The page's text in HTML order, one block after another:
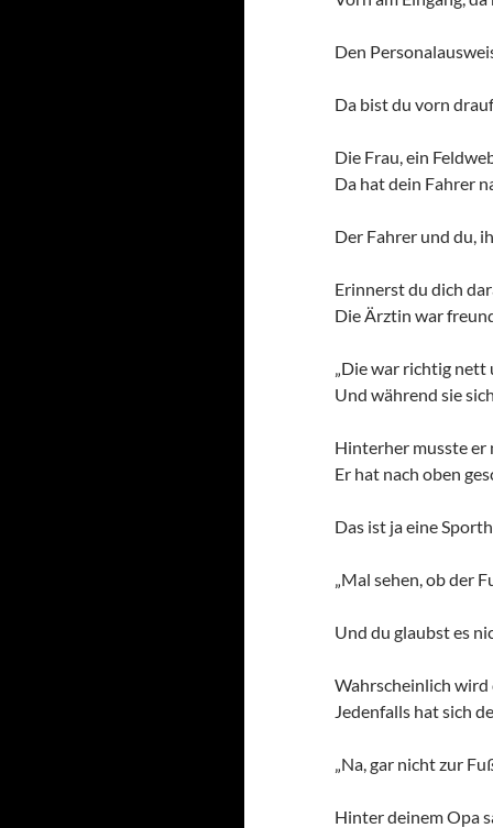
Den
Da bist du vorn
Die Frau, ein
Da hat dein Fahrer
Der Fahrer und du,
Erinnerst du dich
Die Ärztin war
„Die war richtig nett
Und während sie
Hinterher musste er
Er hat nach oben
Das ist ja eine
„Mal sehen, ob der
Und du glaubst es
Wahrscheinlich wird
Jedenfalls hat sich
„Na, gar nicht zur
Hinter deinem Opa